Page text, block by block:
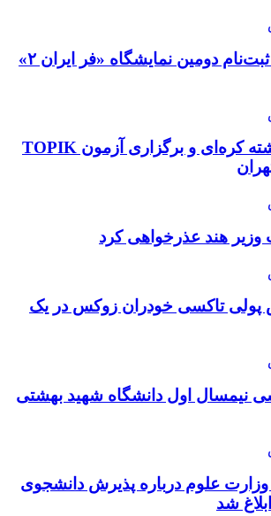
تمدید مهلت ثبت‌نام دومین نمایشگاه «فر ایران ۲»
راه‌اندازی رشته کره‌ای و برگزاری آزمون TOPIK
وزیر هند عذرخواهی کرد
پولی تاکسی خودران زوکس در یک
نیمسال اول دانشگاه شهید بهشتی
علوم درباره پذیرش دانشجوی
شد